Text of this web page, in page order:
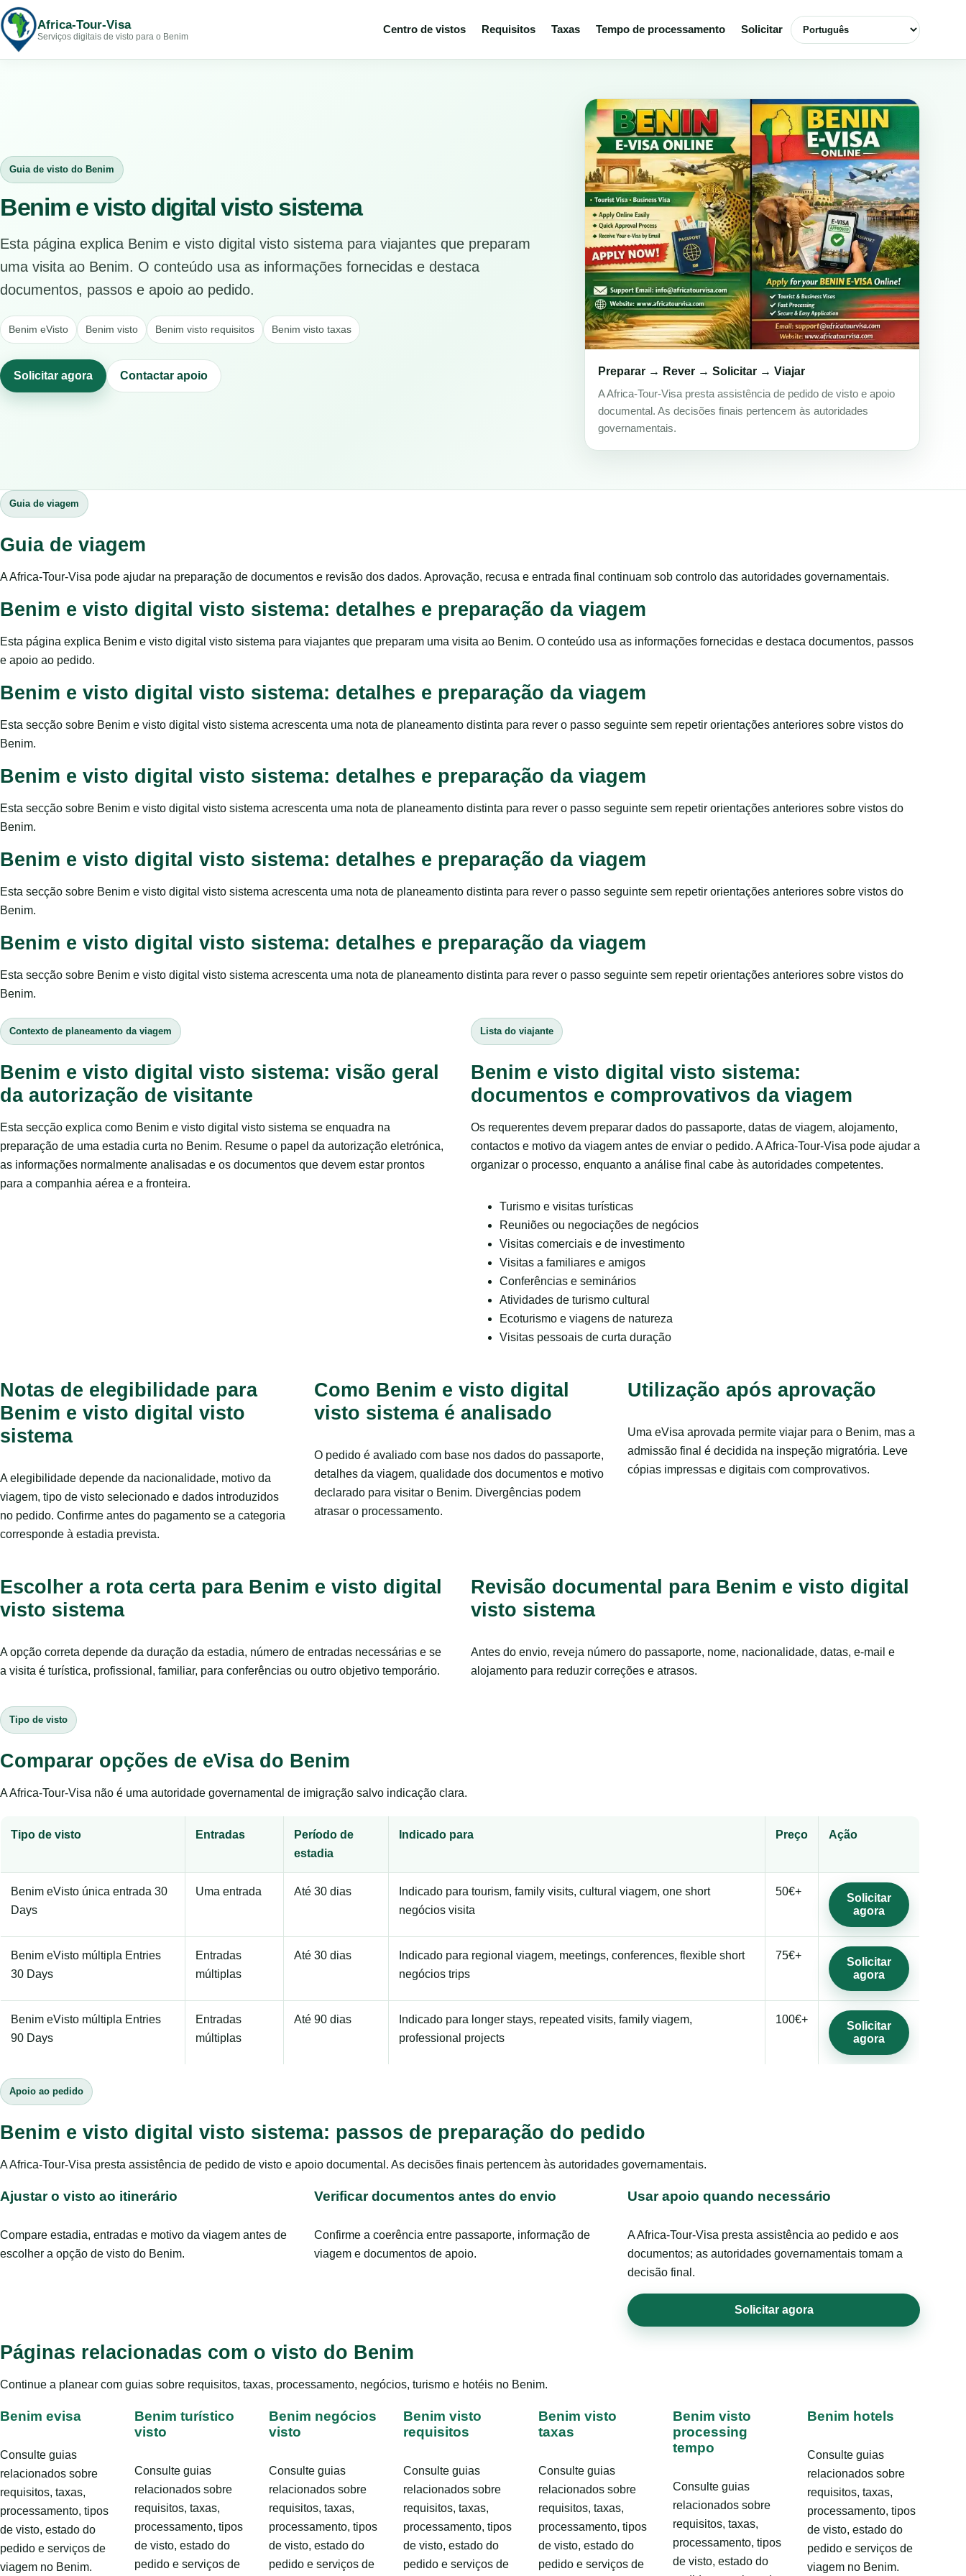
Africa-Tour-Visa
Serviços digitais de visto para o Benim
Centro de vistos Requisitos Taxas Tempo de processamento Solicitar Selecionar idioma
Guia de visto do Benim
Benim e visto digital visto sistema
Esta página explica Benim e visto digital visto sistema para viajantes que preparam
uma visita ao Benim. O conteúdo usa as informações fornecidas e destaca
documentos, passos e apoio ao pedido.
Benim eVisto Benim visto Benim visto requisitos Benim visto taxas
Solicitar agora Contactar apoio Preparar → Rever → Solicitar → Viajar
A Africa-Tour-Visa presta assistência de pedido de visto e apoio
documental. As decisões finais pertencem às autoridades
governamentais.
Guia de viagem
Guia de viagem
A Africa-Tour-Visa pode ajudar na preparação de documentos e revisão dos dados. Aprovação, recusa e entrada final continuam sob controlo das autoridades governamentais.
Benim e visto digital visto sistema: detalhes e preparação da viagem
Esta página explica Benim e visto digital visto sistema para viajantes que preparam uma visita ao Benim. O conteúdo usa as informações fornecidas e destaca documentos, passos
e apoio ao pedido.
Benim e visto digital visto sistema: detalhes e preparação da viagem
Esta secção sobre Benim e visto digital visto sistema acrescenta uma nota de planeamento distinta para rever o passo seguinte sem repetir orientações anteriores sobre vistos do
Benim.
Benim e visto digital visto sistema: detalhes e preparação da viagem
Esta secção sobre Benim e visto digital visto sistema acrescenta uma nota de planeamento distinta para rever o passo seguinte sem repetir orientações anteriores sobre vistos do
Benim.
Benim e visto digital visto sistema: detalhes e preparação da viagem
Esta secção sobre Benim e visto digital visto sistema acrescenta uma nota de planeamento distinta para rever o passo seguinte sem repetir orientações anteriores sobre vistos do
Benim.
Benim e visto digital visto sistema: detalhes e preparação da viagem
Esta secção sobre Benim e visto digital visto sistema acrescenta uma nota de planeamento distinta para rever o passo seguinte sem repetir orientações anteriores sobre vistos do
Benim.
Contexto de planeamento da viagem
Benim e visto digital visto sistema: visão geral
da autorização de visitante
Esta secção explica como Benim e visto digital visto sistema se enquadra na
preparação de uma estadia curta no Benim. Resume o papel da autorização eletrónica,
as informações normalmente analisadas e os documentos que devem estar prontos
para a companhia aérea e a fronteira.
Lista do viajante
Benim e visto digital visto sistema:
documentos e comprovativos da viagem
Os requerentes devem preparar dados do passaporte, datas de viagem, alojamento,
contactos e motivo da viagem antes de enviar o pedido. A Africa-Tour-Visa pode ajudar a
organizar o processo, enquanto a análise final cabe às autoridades competentes.
Turismo e visitas turísticas
Reuniões ou negociações de negócios
Visitas comerciais e de investimento
Visitas a familiares e amigos
Conferências e seminários
Atividades de turismo cultural
Ecoturismo e viagens de natureza
Visitas pessoais de curta duração
Notas de elegibilidade para
Benim e visto digital visto
sistema
A elegibilidade depende da nacionalidade, motivo da
viagem, tipo de visto selecionado e dados introduzidos
no pedido. Confirme antes do pagamento se a categoria
corresponde à estadia prevista.
Como Benim e visto digital
visto sistema é analisado
O pedido é avaliado com base nos dados do passaporte,
detalhes da viagem, qualidade dos documentos e motivo
declarado para visitar o Benim. Divergências podem
atrasar o processamento.
Utilização após aprovação
Uma eVisa aprovada permite viajar para o Benim, mas a
admissão final é decidida na inspeção migratória. Leve
cópias impressas e digitais com comprovativos.
Escolher a rota certa para Benim e visto digital
visto sistema
A opção correta depende da duração da estadia, número de entradas necessárias e se
a visita é turística, profissional, familiar, para conferências ou outro objetivo temporário.
Revisão documental para Benim e visto digital
visto sistema
Antes do envio, reveja número do passaporte, nome, nacionalidade, datas, e-mail e
alojamento para reduzir correções e atrasos.
Tipo de visto
Comparar opções de eVisa do Benim
A Africa-Tour-Visa não é uma autoridade governamental de imigração salvo indicação clara.
Tipo de visto Entradas
Período de
estadia
Indicado para Preço Ação
Benim eVisto única entrada 30
Days
Uma entrada Até 30 dias
Indicado para tourism, family visits, cultural viagem, one short
negócios visita
50€+
Solicitar
agora
Benim eVisto múltipla Entries
30 Days
Entradas
múltiplas
Até 30 dias
Indicado para regional viagem, meetings, conferences, flexible short
negócios trips
75€+
Solicitar
agora
Benim eVisto múltipla Entries
90 Days
Entradas
múltiplas
Até 90 dias
Indicado para longer stays, repeated visits, family viagem,
professional projects
100€+
Solicitar
agora
Apoio ao pedido
Benim e visto digital visto sistema: passos de preparação do pedido
A Africa-Tour-Visa presta assistência de pedido de visto e apoio documental. As decisões finais pertencem às autoridades governamentais.
Ajustar o visto ao itinerário
Compare estadia, entradas e motivo da viagem antes de
escolher a opção de visto do Benim.
Verificar documentos antes do envio
Confirme a coerência entre passaporte, informação de
viagem e documentos de apoio.
Usar apoio quando necessário
A Africa-Tour-Visa presta assistência ao pedido e aos
documentos; as autoridades governamentais tomam a
decisão final.
Solicitar agora
Páginas relacionadas com o visto do Benim
Continue a planear com guias sobre requisitos, taxas, processamento, negócios, turismo e hotéis no Benim.
Benim evisa
Consulte guias
relacionados sobre
requisitos, taxas,
processamento, tipos
de visto, estado do
pedido e serviços de
viagem no Benim.
Benim turístico
visto
Consulte guias
relacionados sobre
requisitos, taxas,
processamento, tipos
de visto, estado do
pedido e serviços de
Benim negócios
visto
Consulte guias
relacionados sobre
requisitos, taxas,
processamento, tipos
de visto, estado do
pedido e serviços de
Benim visto
requisitos
Consulte guias
relacionados sobre
requisitos, taxas,
processamento, tipos
de visto, estado do
pedido e serviços de
Benim visto
taxas
Consulte guias
relacionados sobre
requisitos, taxas,
processamento, tipos
de visto, estado do
pedido e serviços de
Benim visto
processing
tempo
Consulte guias
relacionados sobre
requisitos, taxas,
processamento, tipos
de visto, estado do
Benim hotels
Consulte guias
relacionados sobre
requisitos, taxas,
processamento, tipos
de visto, estado do
pedido e serviços de
viagem no Benim.